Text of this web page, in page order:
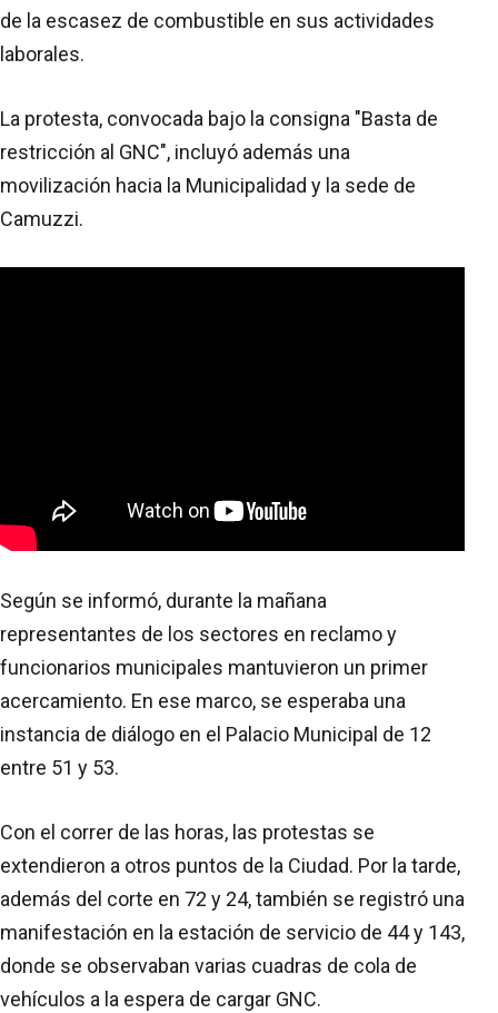
de la escasez de combustible en sus actividades
laborales.
La protesta, convocada bajo la consigna "Basta de
restricción al GNC", incluyó además una
movilización hacia la Municipalidad y la sede de
Camuzzi.
Según se informó, durante la mañana
representantes de los sectores en reclamo y
funcionarios municipales mantuvieron un primer
acercamiento. En ese marco, se esperaba una
instancia de diálogo en el Palacio Municipal de 12
entre 51 y 53.
Con el correr de las horas, las protestas se
extendieron a otros puntos de la Ciudad. Por la tarde,
además del corte en 72 y 24, también se registró una
manifestación en la estación de servicio de 44 y 143,
donde se observaban varias cuadras de cola de
vehículos a la espera de cargar GNC.